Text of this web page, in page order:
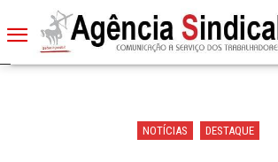
NOTÍCIAS DESTAQUE